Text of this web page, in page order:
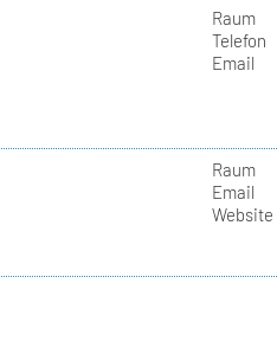
Raum
Telefon
Email
Raum
Email
Website